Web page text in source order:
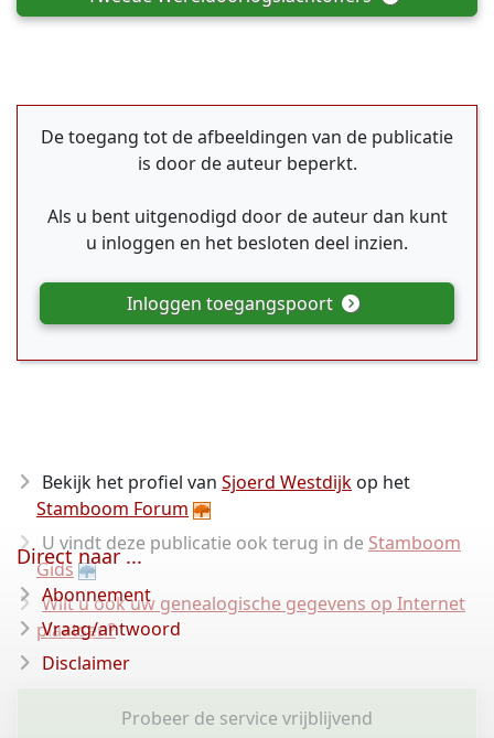
De toegang tot de afbeeldingen van de publicatie
is door de auteur beperkt.
Als u bent uitgenodigd door de auteur dan kunt
u inloggen en het besloten deel inzien.
Inloggen toegangspoort
Bekijk het profiel van Sjoerd Westdijk op het
Stamboom Forum
U vindt deze publicatie ook terug in de Stamboom
Gids
Wilt u ook uw genealogische gegevens op Internet
plaatsen?
Probeer de service vrijblijvend
Direct naar ...
Abonnement
Vraag/antwoord
Disclaimer